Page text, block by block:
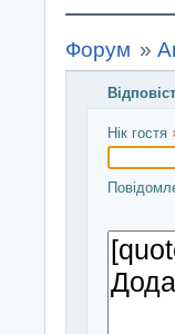
Форум »
Введіть
Нік гостя